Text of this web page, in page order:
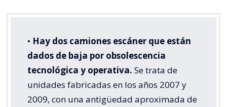
• Hay dos camiones escáner que están
dados de baja por obsolescencia
tecnológica y operativa. Se trata de
unidades fabricadas en los años 2007 y
2009, con una antigüedad aproximada de